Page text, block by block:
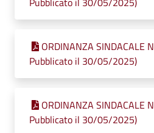
ORDINANZA SINDACALE
Pubblicato il 30/05/2025)
ORDINANZA SINDACALE
Pubblicato il 30/05/2025)